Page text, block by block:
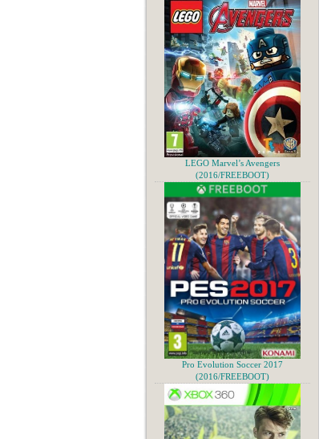
LEGO Marvel’s Avengers
(2016/FREEBOOT)
Pro Evolution Soccer 2017
(2016/FREEBOOT)